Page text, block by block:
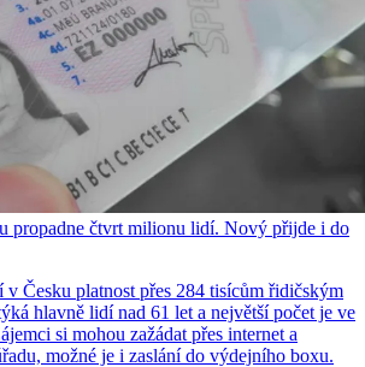
propadne čtvrt milionu lidí. Nový přijde i do
Česku platnost přes 284 tisícům řidičským
hlavně lidí nad 61 let a největší počet je ve
si mohou zažádat přes internet a
možné je i zaslání do výdejního boxu.